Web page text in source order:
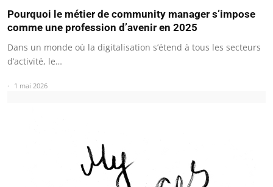
Pourquoi le métier de community manager s’impose
comme une profession d’avenir en 2025
Dans un monde où la digitalisation s’étend à tous les secteurs
d’activité, le…
1 mai 2026